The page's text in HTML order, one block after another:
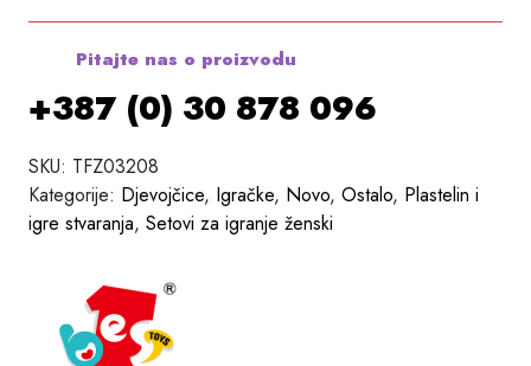
Pitajte nas o proizvodu
+387 (0) 30 878 096
SKU: TFZ03208
Kategorije: Djevojčice, Igračke, Novo, Ostalo, Plastelin i
igre stvaranja, Setovi za igranje ženski